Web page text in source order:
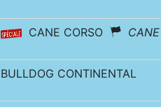
CANE CORSO
BULLDOG CONTINENTAL